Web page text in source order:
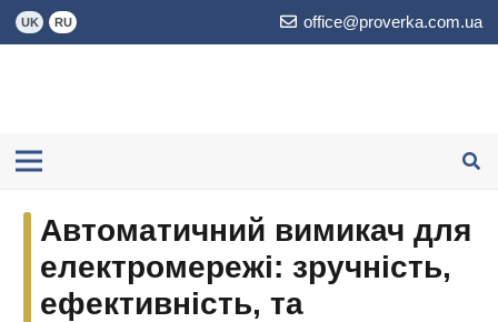
UK RU office@proverka.com.ua
Автоматичний вимикач для
електромережі: зручність,
ефективність, та